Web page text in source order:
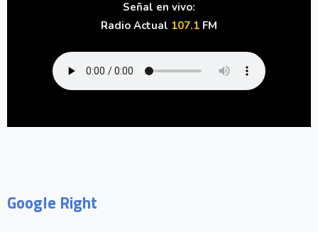
Señal en vivo:
Radio Actual 107.1 FM
Google Right